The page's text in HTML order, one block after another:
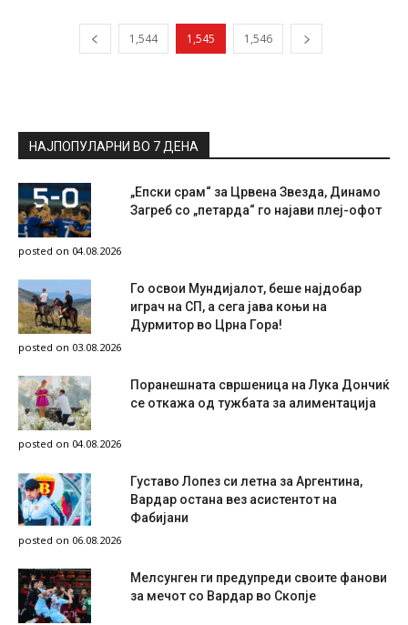
1,544 1,545 1,546
НАЈПОПУЛАРНИ ВО 7 ДЕНА
„Епски срам“ за Црвена Звезда, Динамо
Загреб со „петарда“ го најави плеј-офот
posted on 04.08.2026
Го освои Мундијалот, беше најдобар
играч на СП, а сега јава коњи на
Дурмитор во Црна Гора!
posted on 03.08.2026
Поранешната свршеница на Лука Дончиќ
се откажа од тужбата за алиментација
posted on 04.08.2026
Густаво Лопез си летна за Аргентина,
Вардар остана вез асистентот на
Фабијани
posted on 06.08.2026
Мелсунген ги предупреди своите фанови
за мечот со Вардар во Скопје